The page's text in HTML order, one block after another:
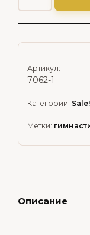
Артикул:
7062-1
Категории:
Метки:
Описание